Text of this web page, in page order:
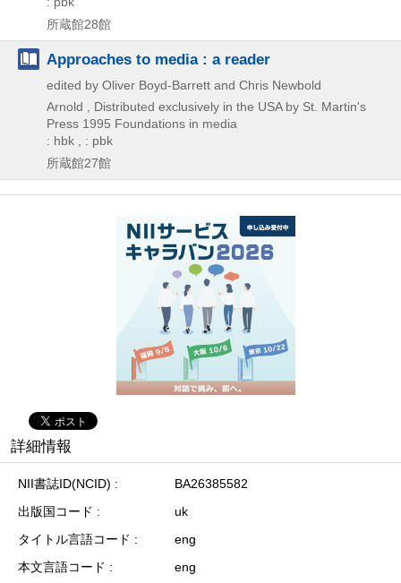
所蔵館28館
Approaches to media : a reader
edited by Oliver Boyd-Barrett and Chris Newbold
Arnold , Distributed exclusively in the USA by St. Martin's
Press 1995 Foundations in media
: hbk , : pbk
所蔵館27館
詳細情報
NII書誌ID(NCID)
BA26385582
出版国コード
uk
タイトル言語コード
eng
本文言語コード
eng